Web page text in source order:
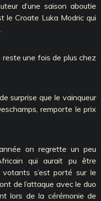
d’une saison aboutie
le Croate Luka Modric qui
une fois de plus chez
surprise que le vainqueur
remporte le prix
on regrette un peu
qui aurait pu être
s’est porté sur le
de l’attaque avec le duo
lors de la cérémonie de